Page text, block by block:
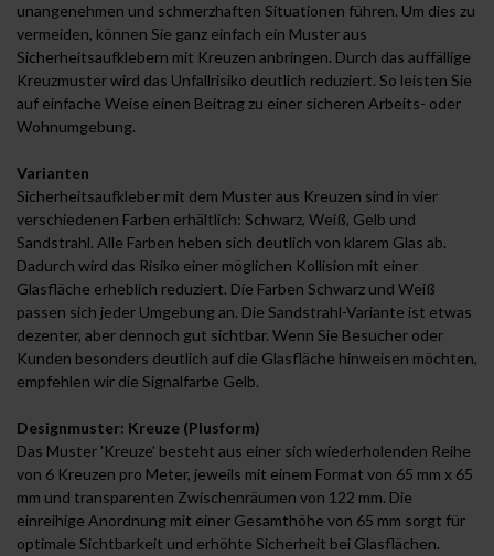
unangenehmen und schmerzhaften Situationen führen. Um dies zu
vermeiden, können Sie ganz einfach ein Muster aus
Sicherheitsaufklebern mit Kreuzen anbringen. Durch das auffällige
Kreuzmuster wird das Unfallrisiko deutlich reduziert. So leisten Sie
auf einfache Weise einen Beitrag zu einer sicheren Arbeits- oder
Wohnumgebung.
Varianten
Sicherheitsaufkleber mit dem Muster aus Kreuzen sind in vier
verschiedenen Farben erhältlich: Schwarz, Weiß, Gelb und
Sandstrahl. Alle Farben heben sich deutlich von klarem Glas ab.
Dadurch wird das Risiko einer möglichen Kollision mit einer
Glasfläche erheblich reduziert. Die Farben Schwarz und Weiß
passen sich jeder Umgebung an. Die Sandstrahl-Variante ist etwas
dezenter, aber dennoch gut sichtbar. Wenn Sie Besucher oder
Kunden besonders deutlich auf die Glasfläche hinweisen möchten,
empfehlen wir die Signalfarbe Gelb.
Designmuster: Kreuze (Plusform)
Das Muster 'Kreuze' besteht aus einer sich wiederholenden Reihe
von 6 Kreuzen pro Meter, jeweils mit einem Format von 65 mm x 65
mm und transparenten Zwischenräumen von 122 mm. Die
einreihige Anordnung mit einer Gesamthöhe von 65 mm sorgt für
optimale Sichtbarkeit und erhöhte Sicherheit bei Glasflächen.